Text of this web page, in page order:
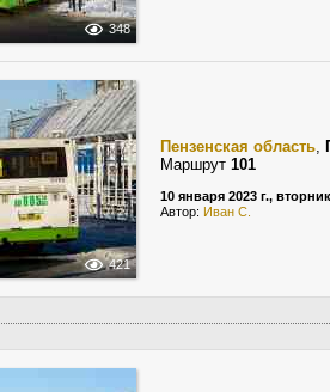
348
421
Пензенская область,
Маршрут 101
10 января 2023 г., вторник
Автор: Иван С.